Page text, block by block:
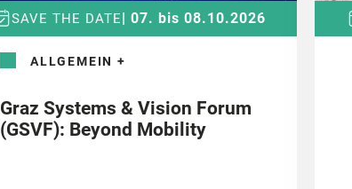
SAVE THE DATE| 07. bis 08.10.2026
ALLGEMEIN +
Graz Systems & Vision Forum
(GSVF): Beyond Mobility